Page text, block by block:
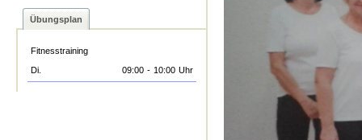
Übungsplan
Fitnesstraining
Di.
09:00 - 10:00 Uhr